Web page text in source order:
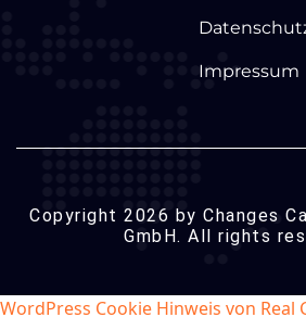
Impressum
Copyright 2026 by Changes
GmbH. All rights
WordPress Cookie Hinweis von Real